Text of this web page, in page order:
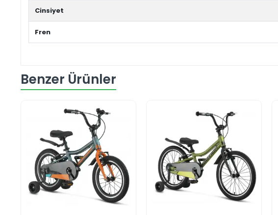
Cinsiyet
Fren
Benzer Ürünler